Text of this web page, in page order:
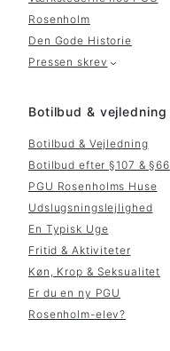
Rosenholm
Den Gode Historie
Pressen skrev
Botilbud & vejledning
Botilbud & Vejledning
Botilbud efter §107 & §66
PGU Rosenholms Huse
Udslugsningslejlighed
En Typisk Uge
Fritid & Aktiviteter
Køn, Krop & Seksualitet
Er du en ny PGU
Rosenholm-elev?